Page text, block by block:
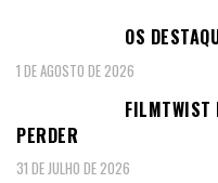
OS
1 DE AGOSTO DE 2026
FILMTWIST
PERDER
31 DE JULHO DE 2026